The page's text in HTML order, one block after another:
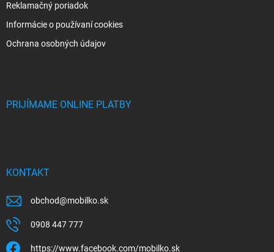
Reklamačný poriadok
Informácie o používaní cookies
Ochrana osobných údajov
PRIJÍMAME ONLINE PLATBY
KONTAKT
obchod@mobilko.sk
0908 447 777
https://www.facebook.com/mobilko.sk